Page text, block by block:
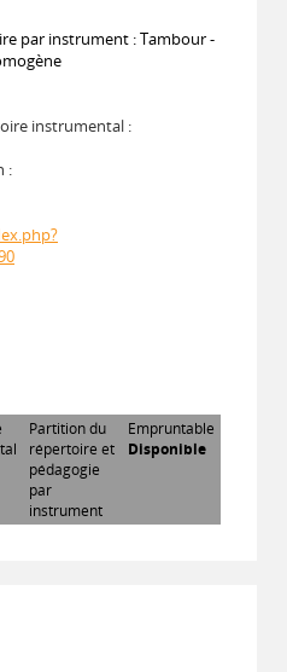
par instrument : Tambour -
instrumental :
:
Partition du
répertoire et
pédagogie
par
instrument
Empruntable
Disponible